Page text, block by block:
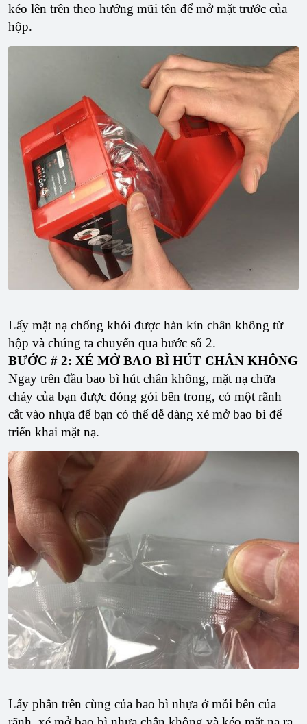
kéo lên trên theo hướng mũi tên để mở mặt trước của
hộp.
Lấy mặt nạ chống khói được hàn kín chân không từ
hộp và chúng ta chuyển qua bước số 2.
BƯỚC # 2: XÉ MỞ BAO BÌ HÚT CHÂN KHÔNG
Ngay trên đầu bao bì hút chân không, mặt nạ chữa
cháy của bạn được đóng gói bên trong, có một rãnh
cắt vào nhựa để bạn có thể dễ dàng xé mở bao bì để
triển khai mặt nạ.
Lấy phần trên cùng của bao bì nhựa ở mỗi bên của